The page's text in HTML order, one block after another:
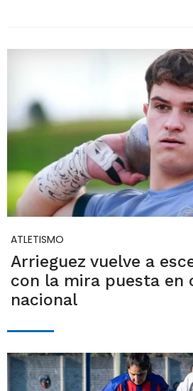
ATLETISMO
Arrieguez vuelve a
con la mira puesta
nacional